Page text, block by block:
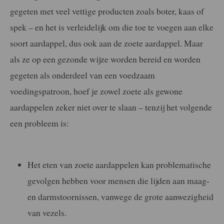
gegeten met veel vettige producten zoals boter, kaas of
spek – en het is verleidelijk om die toe te voegen aan elke
soort aardappel, dus ook aan de zoete aardappel. Maar
als ze op een gezonde wijze worden bereid en worden
gegeten als onderdeel van een voedzaam
voedingspatroon, hoef je zowel zoete als gewone
aardappelen zeker niet over te slaan – tenzij het volgende
een probleem is:
Het eten van zoete aardappelen kan problematische
gevolgen hebben voor mensen die lijden aan maag-
en darmstoornissen, vanwege de grote aanwezigheid
van vezels.